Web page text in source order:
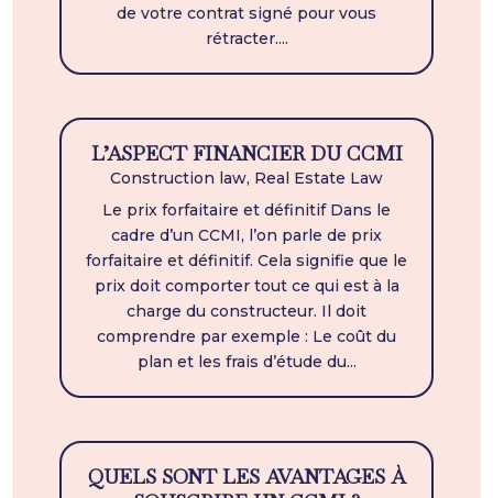
de votre contrat signé pour vous
rétracter....
L’ASPECT FINANCIER DU CCMI
Construction law, Real Estate Law
Le prix forfaitaire et définitif Dans le
cadre d’un CCMI, l’on parle de prix
forfaitaire et définitif. Cela signifie que le
prix doit comporter tout ce qui est à la
charge du constructeur. Il doit
comprendre par exemple : Le coût du
plan et les frais d’étude du...
QUELS SONT LES AVANTAGES À